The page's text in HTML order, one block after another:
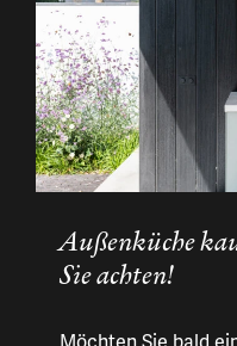
Außenküche
Sie achten!